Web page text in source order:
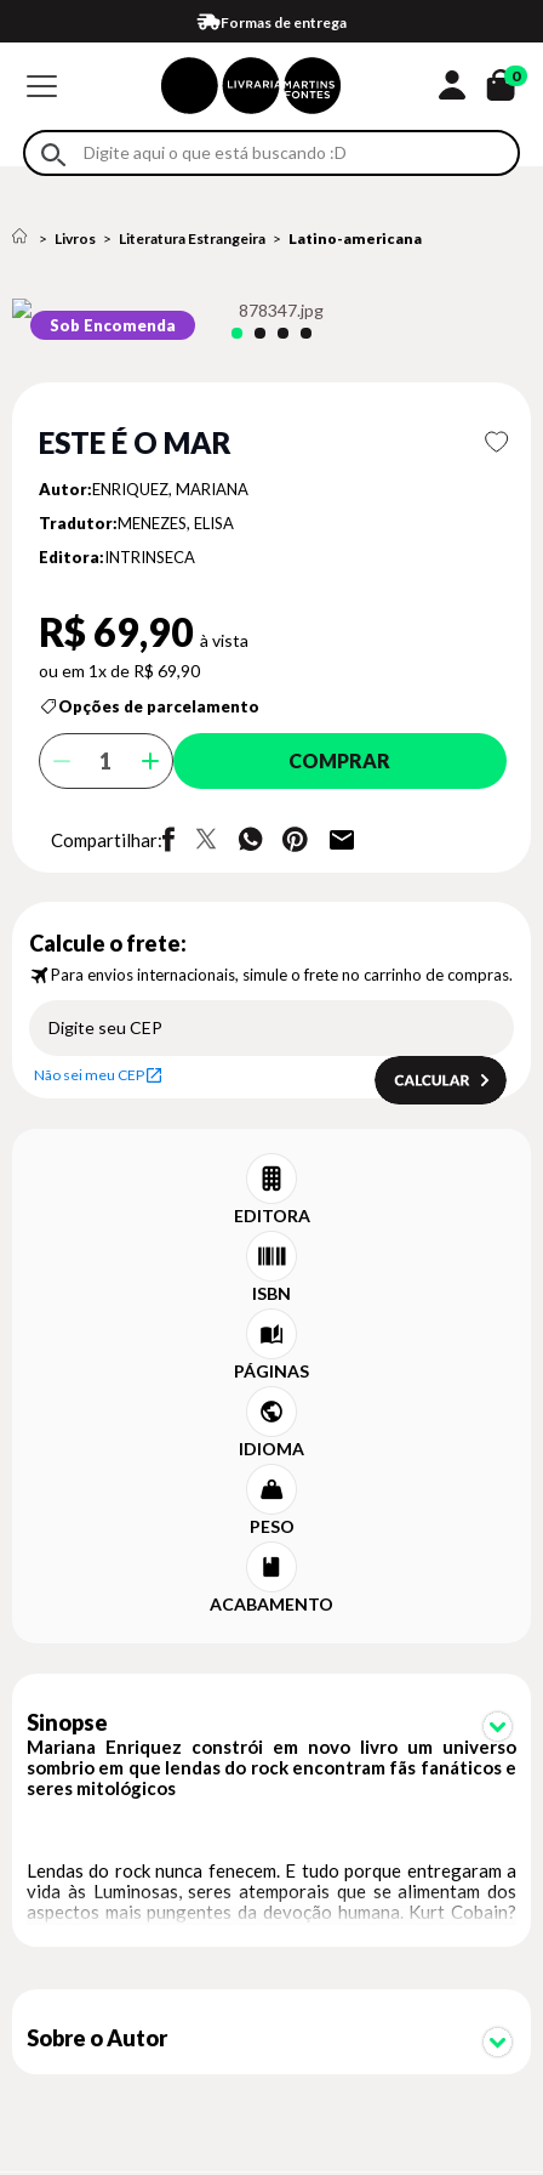
Formas de entrega
Compra 100% segura
Em até 4x sem juros no cartão*
Retire na loja
Eventos
0
Livros Literatura Estrangeira Latino-americana
Sob Encomenda
ESTE É O MAR
Autor:ENRIQUEZ, MARIANA
Tradutor:MENEZES, ELISA
Editora:INTRINSECA
R$ 69,90
1x de R$ 69,90
Opções de parcelamento
COMPRAR
Compartilhar:
Calcule o frete:
Para envios internacionais, simule o frete no carrinho de compras.
Não sei meu CEP
EDITORA
ISBN
PÁGINAS
IDIOMA
PESO
ACABAMENTO
Sinopse
Mariana Enriquez constrói em novo livro um universo
sombrio em que lendas do rock encontram fãs fanáticos e
seres mitológicos
Lendas do rock nunca fenecem. E tudo porque entregaram a
vida às Luminosas, seres atemporais que se alimentam dos
aspectos mais pungentes da devoção humana. Kurt Cobain?
marcado pelo esquecimento e pelas lembranças que
Sobre o Autor